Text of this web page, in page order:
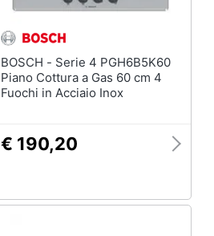
BOSCH - Serie 4 PGH6B5K60
Piano Cottura a Gas 60 cm 4
Fuochi in Acciaio Inox
€ 190,20